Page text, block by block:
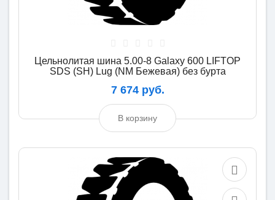
Цельнолитая шина 5.00-8 Galaxy 600 LIFTOP
SDS (SH) Lug (NM Бежевая) без бурта
7 674 руб.
В корзину